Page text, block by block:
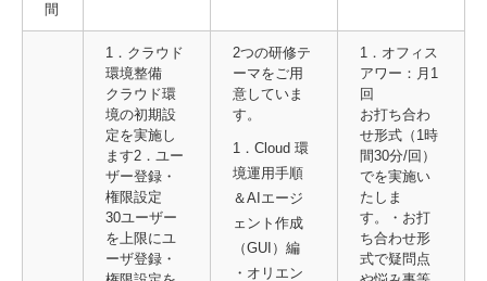
間
1．クラウド
環境整備
クラウド環
境の初期設
定を実施し
ます2．ユー
ザー登録・
権限設定
30ユーザー
を上限にユ
ーザ登録・
2つの研修テ
ーマをご用
意していま
す。
1．Cloud 環
境運用手順
＆AIエージ
ェント作成
（GUI）編
・オリエン
1．オフィス
アワー：月1
回
お打ち合わ
せ形式（1時
間30分/回）
でを実施い
たしま
す。・お打
ち合わせ形
式で疑問点